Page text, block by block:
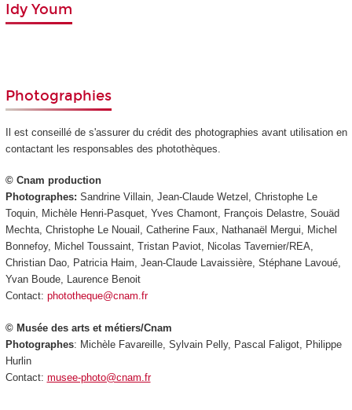
Idy Youm
Photographies
Il est conseillé de s'assurer du crédit des photographies avant utilisation en
contactant les responsables des photothèques.
© Cnam production
Photographes: Sandrine Villain, Jean-Claude Wetzel, Christophe Le
Toquin, Michèle Henri-Pasquet, Yves Chamont, François Delastre, Souäd
Mechta, Christophe Le Nouail, Catherine Faux, Nathanaël Mergui, Michel
Bonnefoy, Michel Toussaint, Tristan Paviot, Nicolas Tavernier/REA,
Christian Dao, Patricia Haim, Jean-Claude Lavaissière, Stéphane Lavoué,
Yvan Boude, Laurence Benoit
Contact: phototheque@cnam.fr
© Musée des arts et métiers/Cnam
Photographes: Michèle Favareille, Sylvain Pelly, Pascal Faligot, Philippe
Hurlin
Contact: musee-photo@cnam.fr